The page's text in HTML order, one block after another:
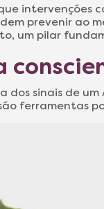
intervenções
prevenir ao
um pilar
dos sinais de
ferramentas